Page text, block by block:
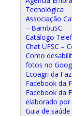
Tecnológica
Associação
– BambuSC
Catálogo
Chat UFSC –
Como
fotos no
Ecoagri da
Facebook da
Facebook da
elaborado por
Guia de